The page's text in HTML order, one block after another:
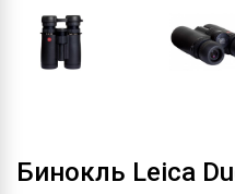
Бинокль Leica